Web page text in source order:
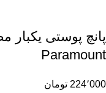
Paramount
224٬000 تومان